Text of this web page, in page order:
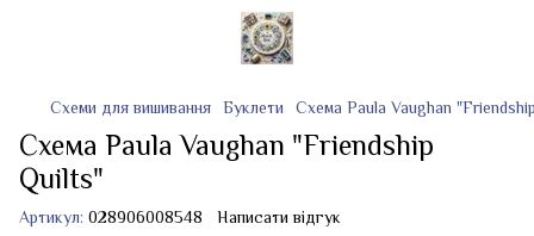
Схеми для вишивання Буклети Схема Paula Vaughan
Схема Paula Vaughan "Friendship
Quilts"
Артикул: 028906008548 Написати відгук